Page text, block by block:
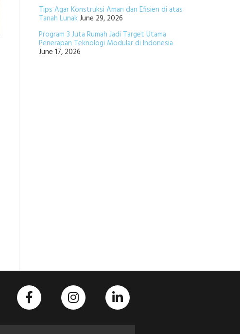
Tips Agar Konstruksi Aman dan Efisien di atas
Tanah LunakJune 29, 2026
Program 3 Juta Rumah Jadi Target Utama
Penerapan Teknologi Modular di Indonesia
June 17, 2026